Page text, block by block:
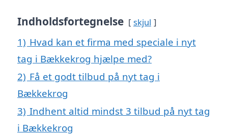
Indholdsfortegnelse skjul
1) Hvad kan et firma med speciale i nyt
tag i Bækkekrog hjælpe med?
2) Få et godt tilbud på nyt tag i
Bækkekrog
3) Indhent altid mindst 3 tilbud på nyt tag
i Bækkekrog